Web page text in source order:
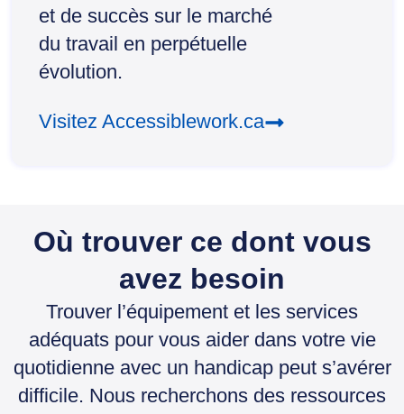
et de succès sur le marché
du travail en perpétuelle
évolution.
Visitez Accessiblework.ca
Où trouver ce dont vous
avez besoin
Trouver l’équipement et les services
adéquats pour vous aider dans votre vie
quotidienne avec un handicap peut s’avérer
difficile. Nous recherchons des ressources